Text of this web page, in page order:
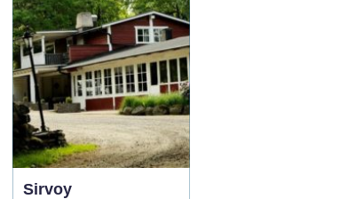
svåröverskådliga
journaler och onödigt
administrativt arbete. Ett
03 april 2026
Sirvoy